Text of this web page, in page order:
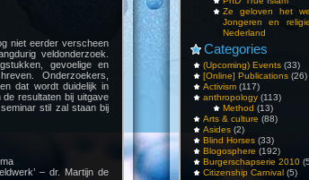
Ze geloven het
Jongeren en
Nederland
Categories
(Upcoming) Events (33)
[Online] Publications (26)
Activism (117)
anthropology (113)
Method (13)
Arts & culture (88)
Asides (2)
Blind Horses (33)
Blogosphere (192)
Burgerschapserie 2010
Citizenship Carnival (5)
niet eerder verscheen
veldonderzoek.
gevoelige en
Onderzoekers,
dat wordt duidelijk in
resultaten bij uitgave
stil zal staan bij
– dr. Martijn de